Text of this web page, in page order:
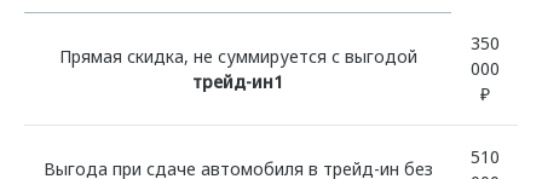
Прямая скидка, не суммируется с выгодой
трейд-ин1
350
000
₽
Выгода при сдаче автомобиля в трейд-ин без
510